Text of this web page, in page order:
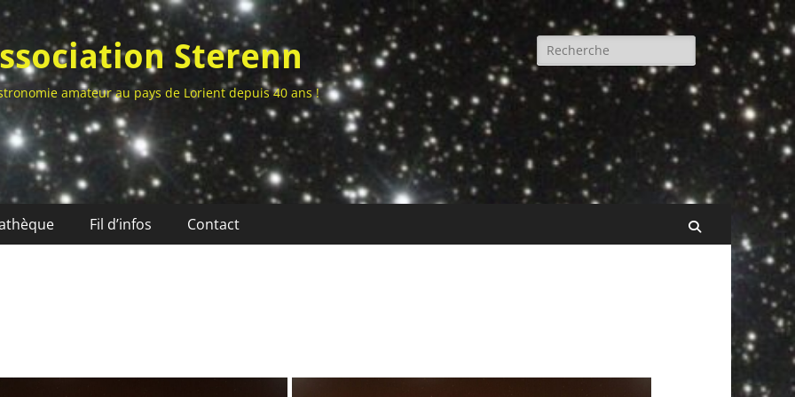
Sterenn
amateur au pays de Lorient depuis 40 ans !
Rechercher :
Fil d’infos Contact Recherche